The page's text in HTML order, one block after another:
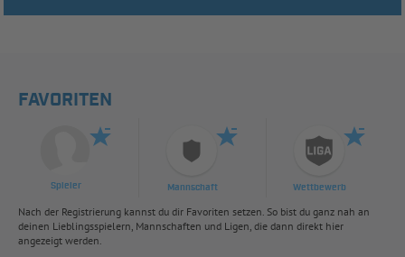
FAVORITEN
Spieler Mannschaft Wettbewerb
Nach der Registrierung kannst du dir Favoriten setzen. So bist du ganz nah an
deinen Lieblingsspielern, Mannschaften und Ligen, die dann direkt hier
angezeigt werden.